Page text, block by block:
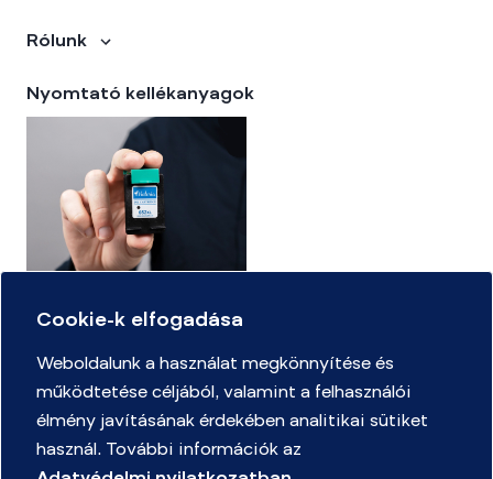
Rólunk
Nyomtató kellékanyagok
Kellékanyag kereső
Adatvédelmi Nyilatkozat
Mennyire ismeri az irodaszerek világát játékszabályzat
Cookie-k elfogadása
Weboldalunk a használat megkönnyítése és
működtetése céljából, valamint a felhasználói
élmény javításának érdekében analitikai sütiket
használ. További információk az